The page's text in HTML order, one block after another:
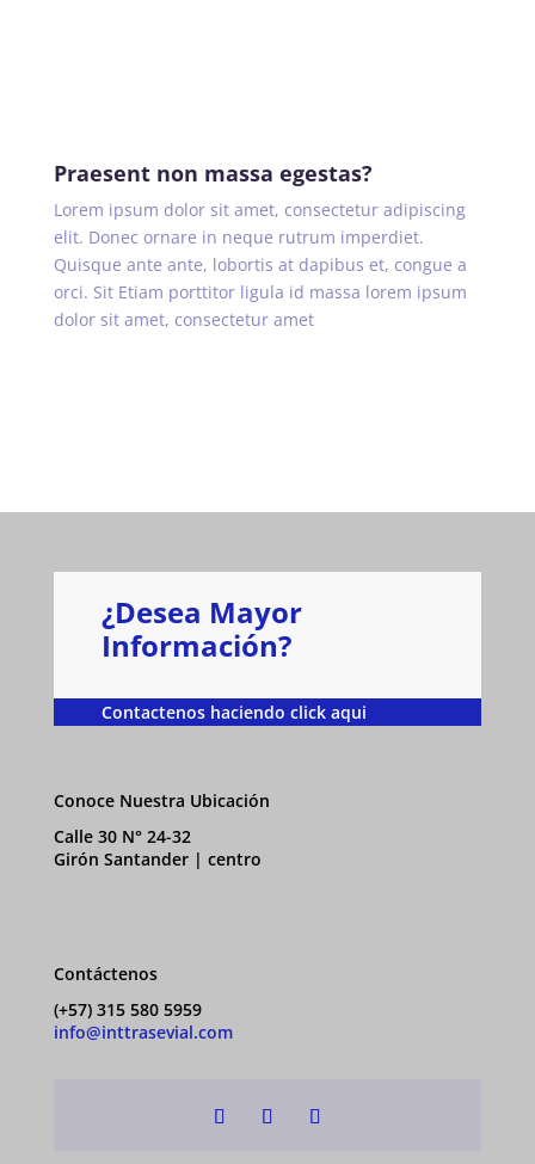
Praesent non massa egestas?
Lorem ipsum dolor sit amet, consectetur adipiscing
elit. Donec ornare in neque rutrum imperdiet.
Quisque ante ante, lobortis at dapibus et, congue a
orci. Sit Etiam porttitor ligula id massa lorem ipsum
dolor sit amet, consectetur amet
¿Desea Mayor
Información?
Contactenos haciendo click aqui
Conoce Nuestra Ubicación
Calle 30 N° 24-32
Girón Santander | centro
Contáctenos
(+57) 315 580 5959
info@inttrasevial.com